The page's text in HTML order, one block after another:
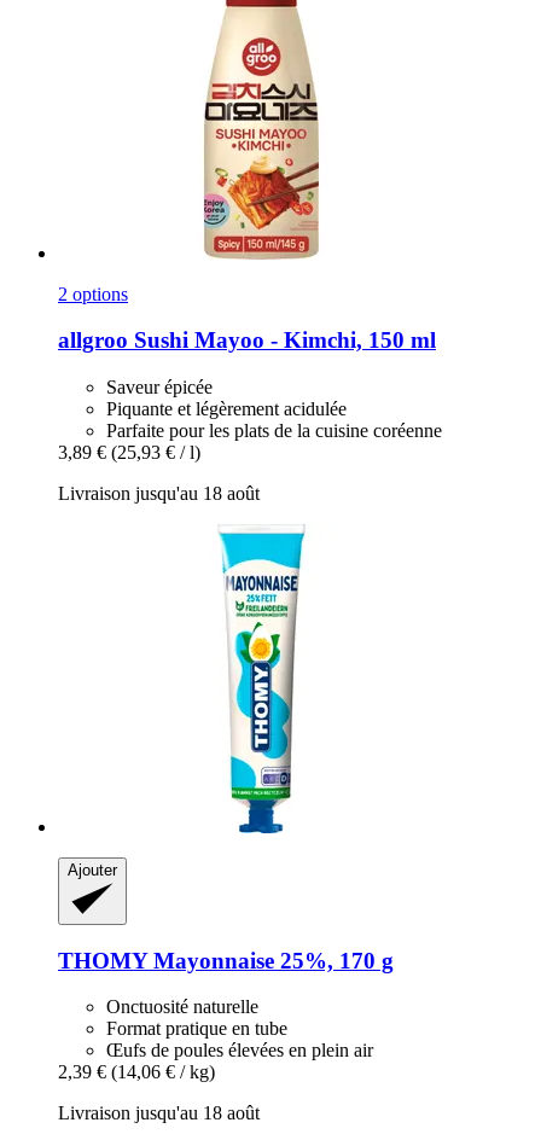
2 options
allgroo Sushi Mayoo -​ Kimchi, 150 ml
Saveur épicée
Piquante et légèrement acidulée
Parfaite pour les plats de la cuisine coréenne
3,89 € (25,93 € / l)
Livraison jusqu'au 18 août
Ajouter
THOMYMayonnaise 25%, 170 g
Onctuosité naturelle
Format pratique en tube
Œufs de poules élevées en plein air
2,39 € (14,06 € / kg)
Livraison jusqu'au 18 août